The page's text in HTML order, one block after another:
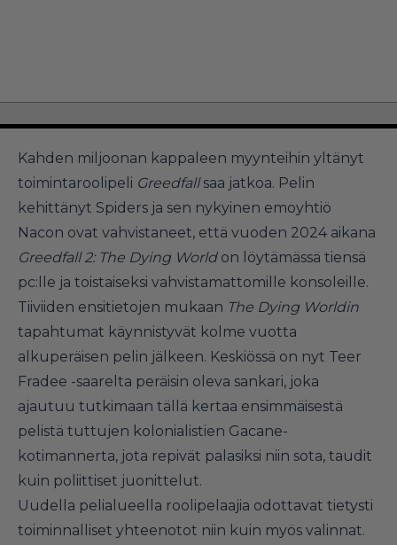
Kahden miljoonan kappaleen myynteihin yltänyt
toimintaroolipeli Greedfallsaa jatkoa. Pelin
kehittänyt Spiders ja sen nykyinen emoyhtiö
Nacon ovat vahvistaneet, että vuoden 2024 aikana
Greedfall 2: The Dying World on löytämässä tiensä
pc:lle ja toistaiseksi vahvistamattomille konsoleille.
Tiiviiden ensitietojen mukaan The Dying Worldin
tapahtumat käynnistyvät kolme vuotta
alkuperäisen pelin jälkeen. Keskiössä on nyt Teer
Fradee -saarelta peräisin oleva sankari, joka
ajautuu tutkimaan tällä kertaa ensimmäisestä
pelistä tuttujen kolonialistien Gacane-
kotimannerta, jota repivät palasiksi niin sota, taudit
kuin poliittiset juonittelut.
Uudella pelialueella roolipelaajia odottavat tietysti
toiminnalliset yhteenotot niin kuin myös valinnat.